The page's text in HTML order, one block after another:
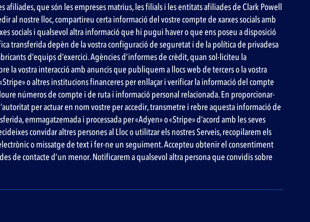
que són les empreses matrius, les filials i les entitats afiliades de Clark Powell
al nostre lloc, compartireu certa informació del vostre compte de xarxes socials amb
socials i qualsevol altra informació que hi pugui haver o que ens poseu a disposició
transferida depèn de la vostra configuració de seguretat i de la política de privadesa
d’equips d’exercici. Agències d’informes de crèdit, quan sol·liciteu la
la vostra interacció amb anuncis que publiquem a llocs web de tercers o la vostra
o altres institucions financeres per enllaçar i verificar la informació del compte
números de compte i de ruta i informació personal relacionada. En proporcionar-
per actuar en nom vostre per accedir, transmetre i rebre aquesta informació de
emmagatzemada i processada per «Adyen» o «Stripe» d’acord amb les seves
convidar altres persones al Lloc o utilitzar els nostres Serveis, recopilarem els
o missatge de text i fer-ne un seguiment. Accepteu obtenir el consentiment
de contacte d’un menor. Notificarem a qualsevol altra persona que convidis sobre